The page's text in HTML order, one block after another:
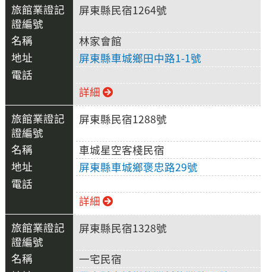
屏東縣民宿1264號
林家會館
屏東縣車城鄉田中路1-1號
詳細
屏東縣民宿1288號
車城星空客棧民宿
屏東縣車城鄉褒忠路29號
詳細
屏東縣民宿1328號
一宅民宿